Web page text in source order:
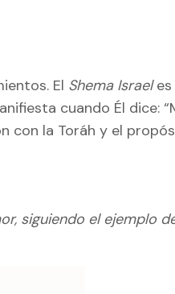
El Shema Israeles
cuando Él dice:
con la Toráh y el
siguiendo el ejemplo de